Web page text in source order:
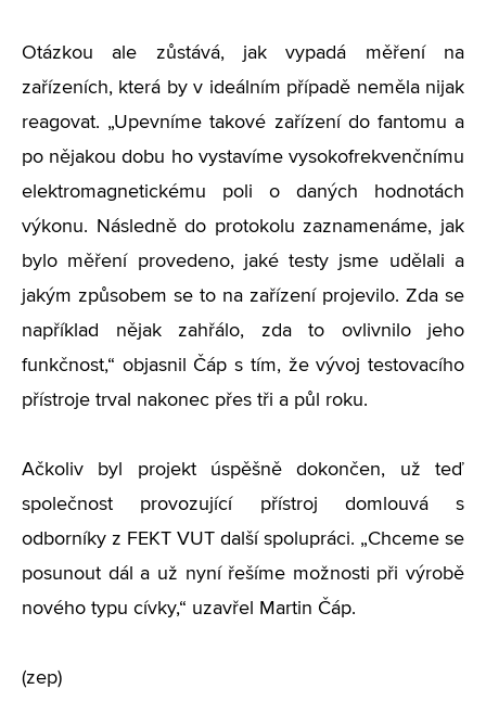
Otázkou ale zůstává, jak vypadá měření na
zařízeních, která by v ideálním případě neměla nijak
reagovat. „Upevníme takové zařízení do fantomu a
po nějakou dobu ho vystavíme vysokofrekvenčnímu
elektromagnetickému poli o daných hodnotách
výkonu. Následně do protokolu zaznamenáme, jak
bylo měření provedeno, jaké testy jsme udělali a
jakým způsobem se to na zařízení projevilo. Zda se
například nějak zahřálo, zda to ovlivnilo jeho
funkčnost,“ objasnil Čáp s tím, že vývoj testovacího
přístroje trval nakonec přes tři a půl roku.
Ačkoliv byl projekt úspěšně dokončen, už teď
společnost provozující přístroj domlouvá s
odborníky z FEKT VUT další spolupráci. „Chceme se
posunout dál a už nyní řešíme možnosti při výrobě
nového typu cívky,“ uzavřel Martin Čáp.
(zep)